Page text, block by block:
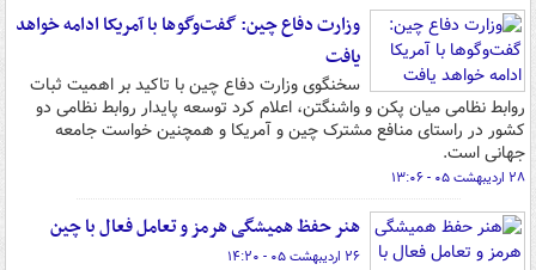
وزارت دفاع چین: گفت‌وگوها با آمریکا ادامه خواهد
یافت
سخنگوی وزارت دفاع چین با تاکید بر اهمیت ثبات
روابط نظامی میان پکن و واشنگتن، اعلام کرد توسعه پایدار روابط نظامی دو
کشور در راستای منافع مشترک چین و آمریکا و همچنین خواست جامعه
جهانی است.
۲۸ اردیبهشت ۰۵ - ۱۳:۰۶
هنر حفظ همیشگی هرمز و تعامل فعال با چین
۲۶ اردیبهشت ۰۵ - ۱۴:۲۰